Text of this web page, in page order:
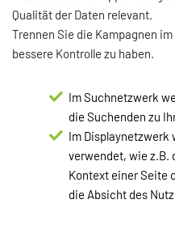
Qualität der Daten relevant.
Trennen Sie die Kampagnen
bessere Kontrolle zu haben.
Im Suchnetzwerk
die Suchenden zu
Im Displaynetzwerk
verwendet, wie z.B.
Kontext einer Seite
die Absicht des